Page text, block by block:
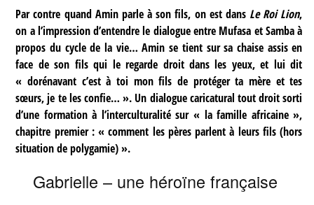
Par contre quand Amin parle à son fils, on est dans Le Roi Lion,
on a l’impression d’entendre le dialogue entre Mufasa et Samba à
propos du cycle de la vie… Amin se tient sur sa chaise assis en
face de son fils qui le regarde droit dans les yeux, et lui dit
« dorénavant c’est à toi mon fils de protéger ta mère et tes
sœurs, je te les confie… ». Un dialogue caricatural tout droit sorti
d’une formation à l’interculturalité sur « la famille africaine »,
chapitre premier : « comment les pères parlent à leurs fils (hors
situation de polygamie) ».
Gabrielle – une héroïne française